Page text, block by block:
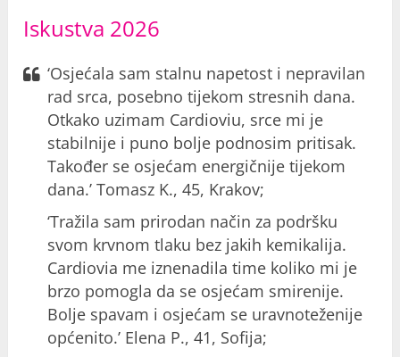
Iskustva 2026
‘Osjećala sam stalnu napetost i nepravilan
rad srca, posebno tijekom stresnih dana.
Otkako uzimam Cardioviu, srce mi je
stabilnije i puno bolje podnosim pritisak.
Također se osjećam energičnije tijekom
dana.’ Tomasz K., 45, Krakov;
‘Tražila sam prirodan način za podršku
svom krvnom tlaku bez jakih kemikalija.
Cardiovia me iznenadila time koliko mi je
brzo pomogla da se osjećam smirenije.
Bolje spavam i osjećam se uravnoteženije
općenito.’ Elena P., 41, Sofija;